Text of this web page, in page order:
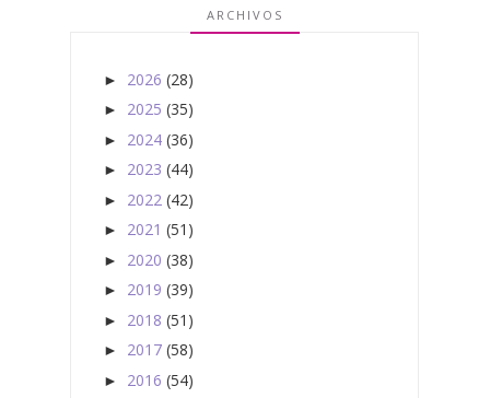
ARCHIVOS
► 2026 (28)
► 2025 (35)
► 2024 (36)
► 2023 (44)
► 2022 (42)
► 2021 (51)
► 2020 (38)
► 2019 (39)
► 2018 (51)
► 2017 (58)
► 2016 (54)